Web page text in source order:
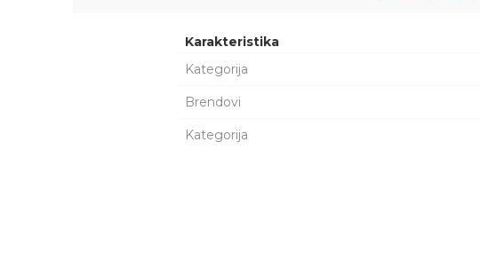
Karakteristika
Kategorija
Brendovi
Kategorija